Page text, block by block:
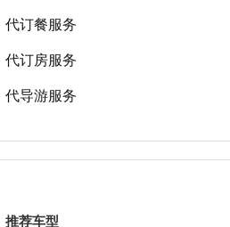
代订餐服务
代订房服务
代导游服务
推荐车型